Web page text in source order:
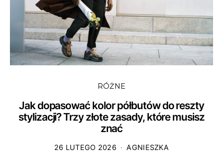
RÓŻNE
Jak dopasować kolor półbutów do reszty
stylizacji? Trzy złote zasady, które musisz
znać
26 LUTEGO 2026 AGNIESZKA